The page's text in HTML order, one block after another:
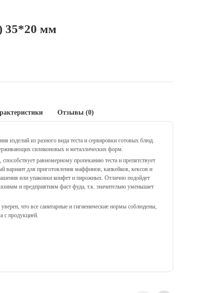
35*20 мм
Отзывы (0)
изделий из разного вида теста и сервировки готовых блюд.
силиконовых и металлических форм.
равномерному пропеканию теста и препятствует
для приготовления маффинов, капкейков, кексов и
или упаковки конфет и пирожных. Отлично подойдет
и предприятиям фаст фуда, т.к. значительно уменьшает
что все санитарные и гигиенические нормы соблюдены,
с продукцией.